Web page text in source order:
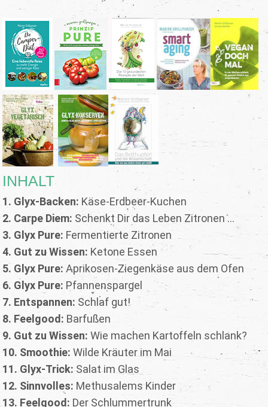
INHALT
1. Glyx-Backen: Käse-Erdbeer-Kuchen
2. Carpe Diem: Schenkt Dir das Leben Zitronen ...
3. Glyx Pure: Fermentierte Zitronen
4. Gut zu Wissen: Ketone Essen
5. Glyx Pure: Aprikosen-Ziegenkäse aus dem Ofen
6. Glyx Pure: Pfannenspargel
7. Entspannen: Schlaf gut!
8. Feelgood: Barfußen
9. Gut zu Wissen: Wie machen Kartoffeln schlank?
10. Smoothie: Wilde Kräuter im Mai
11. Glyx-Trick: Salat im Glas
12. Sinnvolles: Methusalems Kinder
13. Feelgood: Der Schlummertrunk